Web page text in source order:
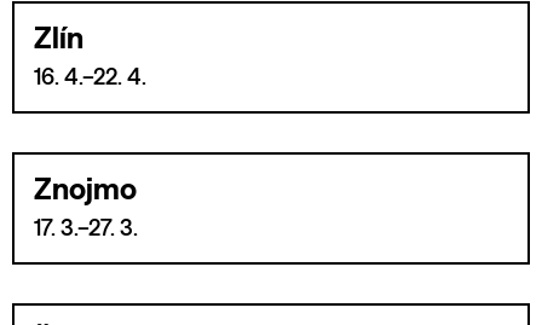
Zlín
16. 4.–22. 4.
Znojmo
17. 3.–27. 3.